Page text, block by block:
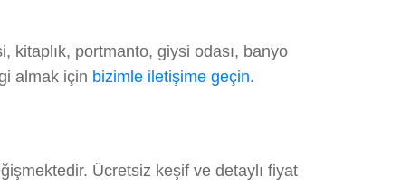
kitaplık, portmanto, giysi odası, banyo
almak için bizimle iletişime geçin.
Ücretsiz keşif ve detaylı fiyat